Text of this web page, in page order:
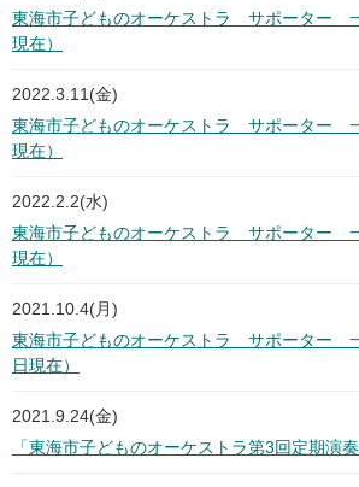
東海市子どものオーケストラ サポーター
現在）
2022.3.11(金)
東海市子どものオーケストラ サポーター
現在）
2022.2.2(水)
東海市子どものオーケストラ サポーター
現在）
2021.10.4(月)
東海市子どものオーケストラ サポーター
日現在）
2021.9.24(金)
「東海市子どものオーケストラ第3回定期演